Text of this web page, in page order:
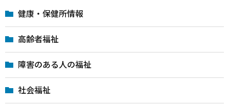
健康・保健所情報
高齢者福祉
障害のある人の福祉
社会福祉